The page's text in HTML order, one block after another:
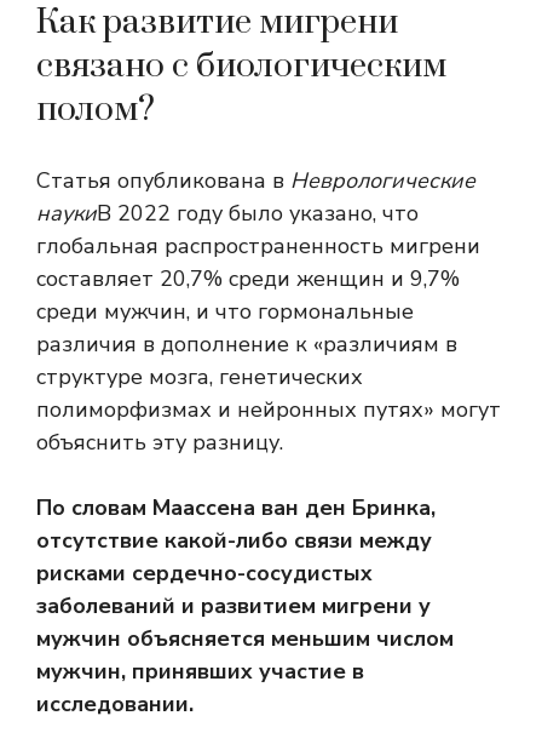
Как развитие мигрени
связано с биологическим
полом?
Статья опубликована в Неврологические
наукиВ 2022 году было указано, что
глобальная распространенность мигрени
составляет 20,7% среди женщин и 9,7%
среди мужчин, и что гормональные
различия в дополнение к «различиям в
структуре мозга, генетических
полиморфизмах и нейронных путях» могут
объяснить эту разницу.
По словам Маассена ван ден Бринка,
отсутствие какой-либо связи между
рисками сердечно-сосудистых
заболеваний и развитием мигрени у
мужчин объясняется меньшим числом
мужчин, принявших участие в
исследовании.